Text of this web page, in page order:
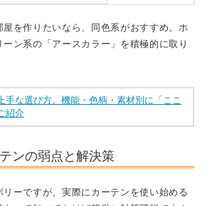
を作りたいなら、同色系がおすすめ。ホ
ン系の「アースカラー」を積極的に取り
手な選び方。機能・色柄・素材別に「ここ
紹介
ンの弱点と解決策
リーですが、実際にカーテンを使い始める